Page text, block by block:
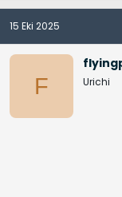
15 Eki 2025
F Urichi